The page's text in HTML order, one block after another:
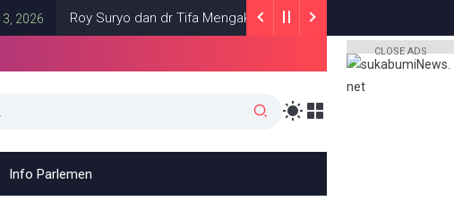
Roy Suryo dan dr Tifa Mengaku Diancam Dibunuh Jelang Sidang, Klaim
Info Parlemen
CLOSE ADS